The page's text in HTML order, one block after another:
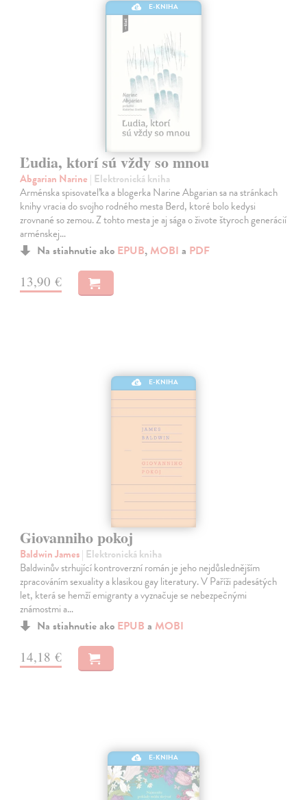
E-KNIHA
Ľudia, ktorí sú vždy so mnou
Abgarian Narine | Elektronická kniha
Arménska spisovateľka a blogerka Narine Abgarian sa na stránkach
knihy vracia do svojho rodného mesta Berd, ktoré bolo kedysi
zrovnané so zemou. Z tohto mesta je aj sága o živote štyroch generácií
arménskej…
Na stiahnutie ako EPUB, MOBI a PDF
13,90 €
E-KNIHA
Giovanniho pokoj
Baldwin James| Elektronická kniha
Baldwinův strhující kontroverzní román je jeho nejdůslednějším
zpracováním sexuality a klasikou gay literatury. V Paříži padesátých
let, která se hemží emigranty a vyznačuje se nebezpečnými
známostmi a…
Na stiahnutie ako EPUB a MOBI
14,18 €
E-KNIHA